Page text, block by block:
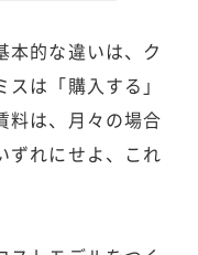
的な違いは、ク
は「購入する」
料は、月々の場合
ずれにせよ、これ